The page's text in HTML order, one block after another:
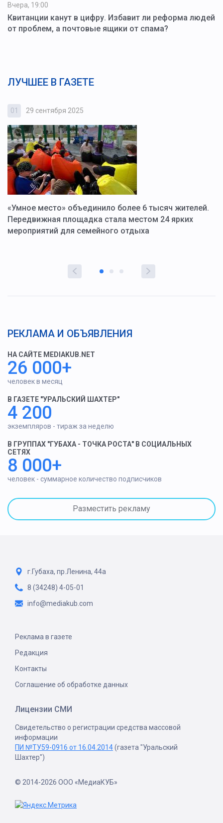
Вчера, 19:00
Квитанции канут в цифру. Избавит ли реформа людей
от проблем, а почтовые ящики от спама?
ЛУЧШЕЕ В ГАЗЕТЕ
01 29 сентября 2025
«Умное место» объединило более 6 тысяч жителей.
Передвижная площадка стала местом 24 ярких
мероприятий для семейного отдыха
РЕКЛАМА И ОБЪЯВЛЕНИЯ
НА САЙТЕ MEDIAKUB.NET
26 000+
человек в месяц
В ГАЗЕТЕ "УРАЛЬСКИЙ ШАХТЕР"
4 200
экземпляров - тираж за неделю
В ГРУППАХ "ГУБАХА - ТОЧКА РОСТА" В СОЦИАЛЬНЫХ
СЕТЯХ
8 000+
человек - суммарное количество подписчиков
Разместить рекламу
г.Губаха, пр.Ленина, 44а
8 (34248) 4-05-01
info@mediakub.com
Реклама в газете
Редакция
Контакты
Соглашение об обработке данных
Лицензии СМИ
Свидетельство о регистрации средства массовой
информации
ПИ №ТУ59-0916 от 16.04.2014(газета "Уральский
Шахтер")
© 2014-2026 ООО «МедиаКУБ»